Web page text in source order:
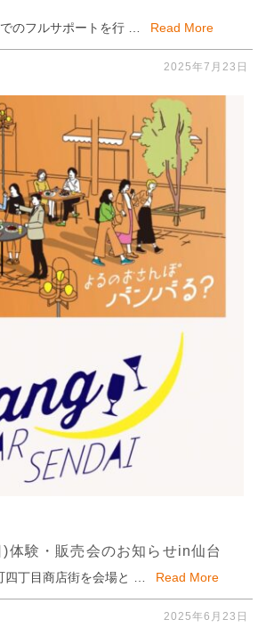
のフルサポートを行 … Read More
2025年7月23日
体験・販売会のお知らせin仙台
四丁目商店街を会場と … Read More
2025年6月23日